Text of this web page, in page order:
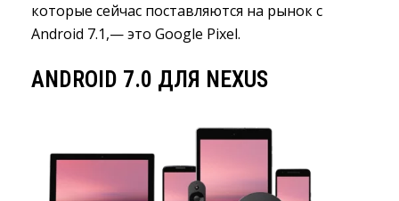
которые сейчас поставляются на рынок с
Android 7.1,— это Google Pixel.
ANDROID 7.0 ДЛЯ NEXUS